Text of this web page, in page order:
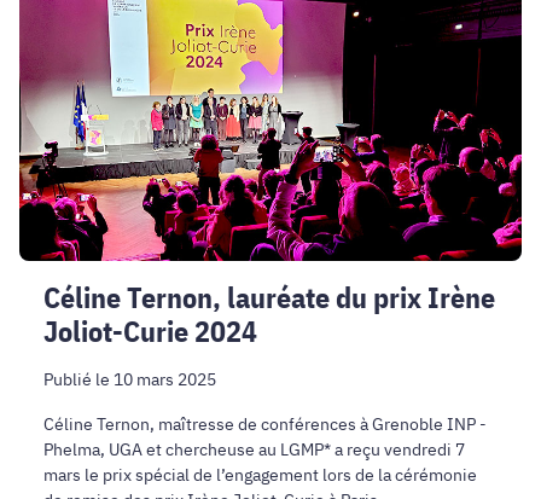
lauréate
prix
Irène
Joliot-
Curie
2024
Céline Ternon, lauréate du prix Irène
Joliot-Curie 2024
Publié le 10 mars 2025
Céline Ternon, maîtresse de conférences à Grenoble INP -
Phelma, UGA et chercheuse au LGMP* a reçu vendredi 7
mars le prix spécial de l’engagement lors de la cérémonie